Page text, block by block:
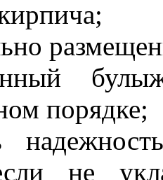
порядке;
не